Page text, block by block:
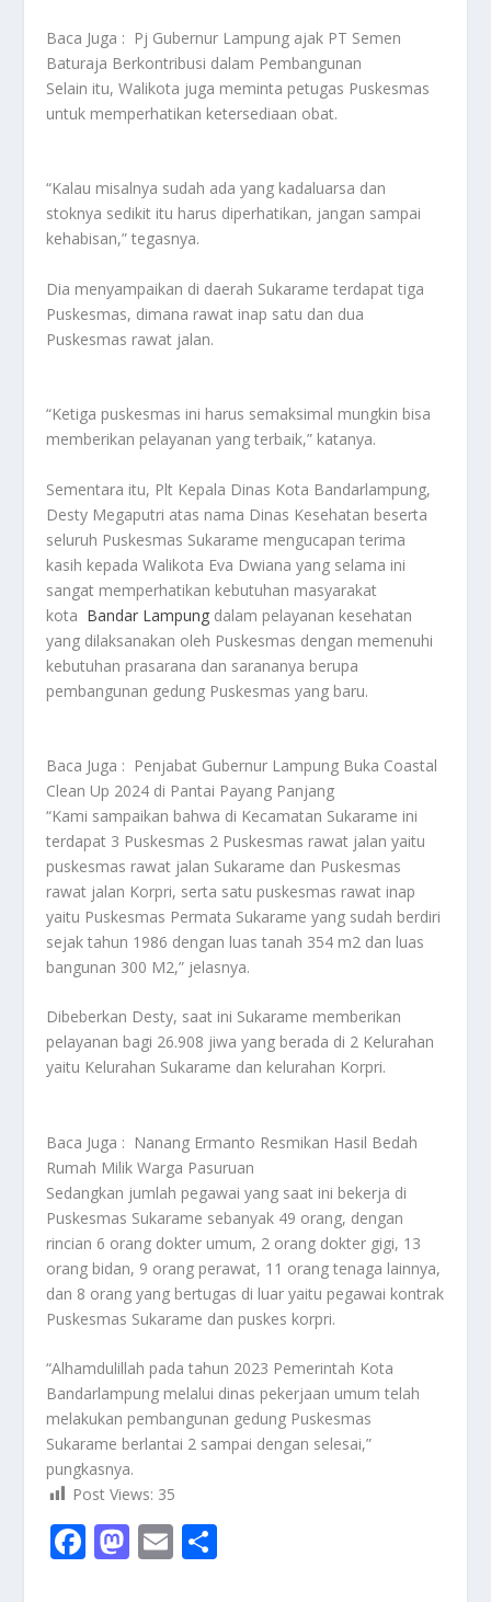
Baca Juga : Pj Gubernur Lampung ajak PT Semen
Baturaja Berkontribusi dalam Pembangunan
Selain itu, Walikota juga meminta petugas Puskesmas
untuk memperhatikan ketersediaan obat.
“Kalau misalnya sudah ada yang kadaluarsa dan
stoknya sedikit itu harus diperhatikan, jangan sampai
kehabisan,” tegasnya.
Dia menyampaikan di daerah Sukarame terdapat tiga
Puskesmas, dimana rawat inap satu dan dua
Puskesmas rawat jalan.
“Ketiga puskesmas ini harus semaksimal mungkin bisa
memberikan pelayanan yang terbaik,” katanya.
Sementara itu, Plt Kepala Dinas Kota Bandarlampung,
Desty Megaputri atas nama Dinas Kesehatan beserta
seluruh Puskesmas Sukarame mengucapan terima
kasih kepada Walikota Eva Dwiana yang selama ini
sangat memperhatikan kebutuhan masyarakat
kota Bandar Lampung dalam pelayanan kesehatan
yang dilaksanakan oleh Puskesmas dengan memenuhi
kebutuhan prasarana dan sarananya berupa
pembangunan gedung Puskesmas yang baru.
Baca Juga : Penjabat Gubernur Lampung Buka Coastal
Clean Up 2024 di Pantai Payang Panjang
“Kami sampaikan bahwa di Kecamatan Sukarame ini
terdapat 3 Puskesmas 2 Puskesmas rawat jalan yaitu
puskesmas rawat jalan Sukarame dan Puskesmas
rawat jalan Korpri, serta satu puskesmas rawat inap
yaitu Puskesmas Permata Sukarame yang sudah berdiri
sejak tahun 1986 dengan luas tanah 354 m2 dan luas
bangunan 300 M2,” jelasnya.
Dibeberkan Desty, saat ini Sukarame memberikan
pelayanan bagi 26.908 jiwa yang berada di 2 Kelurahan
yaitu Kelurahan Sukarame dan kelurahan Korpri.
Baca Juga : Nanang Ermanto Resmikan Hasil Bedah
Rumah Milik Warga Pasuruan
Sedangkan jumlah pegawai yang saat ini bekerja di
Puskesmas Sukarame sebanyak 49 orang, dengan
rincian 6 orang dokter umum, 2 orang dokter gigi, 13
orang bidan, 9 orang perawat, 11 orang tenaga lainnya,
dan 8 orang yang bertugas di luar yaitu pegawai kontrak
Puskesmas Sukarame dan puskes korpri.
“Alhamdulillah pada tahun 2023 Pemerintah Kota
Bandarlampung melalui dinas pekerjaan umum telah
melakukan pembangunan gedung Puskesmas
Sukarame berlantai 2 sampai dengan selesai,”
pungkasnya.
Post Views: 35
F M E